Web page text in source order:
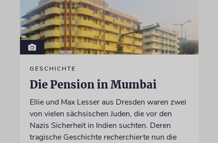
GESCHICHTE
Die Pension in Mumbai
Ellie und Max Lesser aus Dresden waren zwei
von vielen sächsischen Juden, die vor den
Nazis Sicherheit in Indien suchten. Deren
tragische Geschichte recherchierte nun die